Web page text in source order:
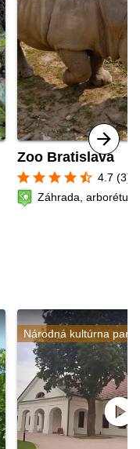
Zoo Bratislava
star star star star star_half 4.7 (3)
Záhrada,
Národná kultúrna
play_circle